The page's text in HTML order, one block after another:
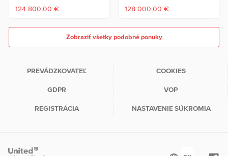
124 800,00 € 128 000,00 €
Zobraziť všetky podobné ponuky
PREVÁDZKOVATEĽ COOKIES
GDPR VOP
REGISTRÁCIA NASTAVENIE SÚKROMIA